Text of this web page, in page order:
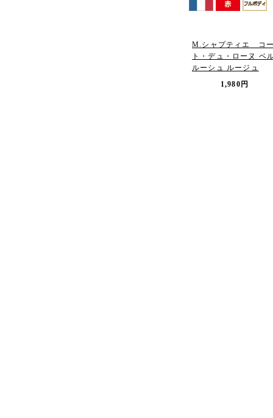
M.シャプティエ コ
ト・デュ・ローヌ ベ
ルーシュ ルージュ
1,980円